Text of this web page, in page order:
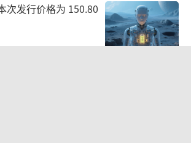
22的双抗，正处于中重度AD的
次发行价格为 150.80